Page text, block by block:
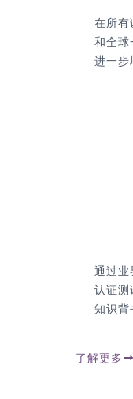
在所有
和全球
进一步
通过业
认证测
知识背
了解更多